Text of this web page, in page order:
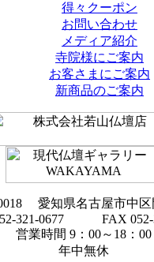
得々クーポン
お問い合わせ
メディア紹介
寺院様にご案内
お客さまにご案内
新商品のご案内
愛知県名古屋市中区
321-0677 FAX 052-
営業時間 9：00～18：00
年中無休